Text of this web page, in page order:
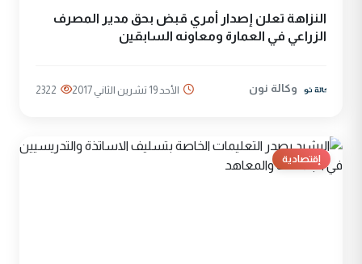
النزاهة تعلن إصدار أمري قبض بحق مدير المصرف
الزراعي في العمارة ومعاونه السابقين
وكالة نون الأحد 19 تشرين الثاني 2017 2322
إقتصادية